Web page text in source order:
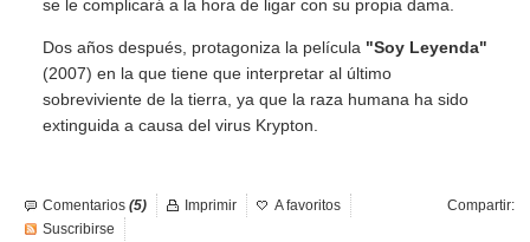
se le complicará a la hora de ligar con su propia dama.
Dos años después, protagoniza la película "Soy Leyenda"
(2007) en la que tiene que interpretar al último
sobreviviente de la tierra, ya que la raza humana ha sido
extinguida a causa del virus Krypton.
Comentarios (5) Compartir:
Imprimir
A favoritos
Suscribirse